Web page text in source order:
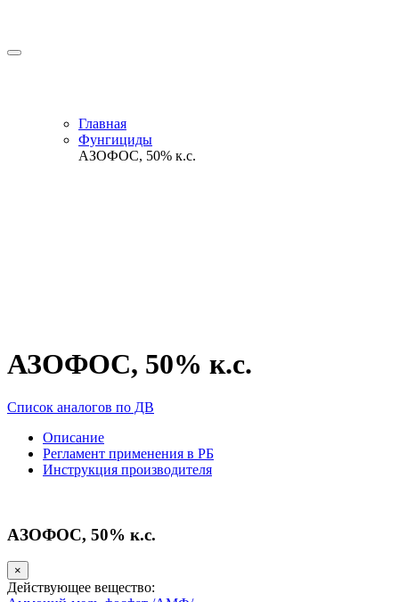
Главная
Фунгициды
АЗОФОС, 50% к.с.
АЗОФОС, 50% к.с.
Список аналогов по ДВ
Описание
Регламент применения в РБ
Инструкция производителя
АЗОФОС, 50% к.с.
×
Действующее вещество: